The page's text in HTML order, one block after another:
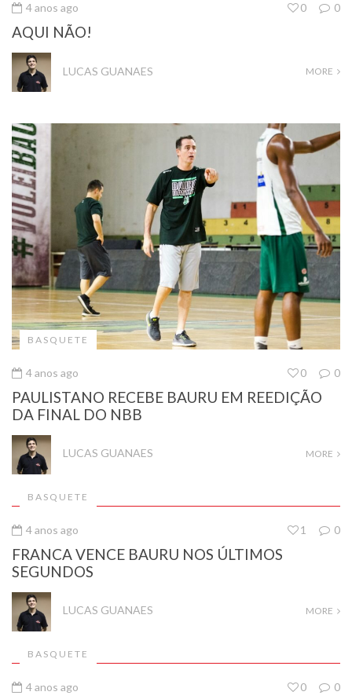
4 anos ago 0
0
AQUI NÃO!
LUCAS GUANAES MORE
BASQUETE
4 anos ago 0
0
PAULISTANO RECEBE BAURU EM REEDIÇÃO
DA FINAL DO NBB
LUCAS GUANAES MORE
BASQUETE
4 anos ago 0
1
FRANCA VENCE BAURU NOS ÚLTIMOS
SEGUNDOS
LUCAS GUANAES MORE
BASQUETE
4 anos ago 0
0